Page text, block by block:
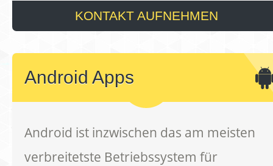
KONTAKT AUFNEHMEN
Android Apps
Android ist inzwischen das am meisten
verbreitetste Betriebssystem für